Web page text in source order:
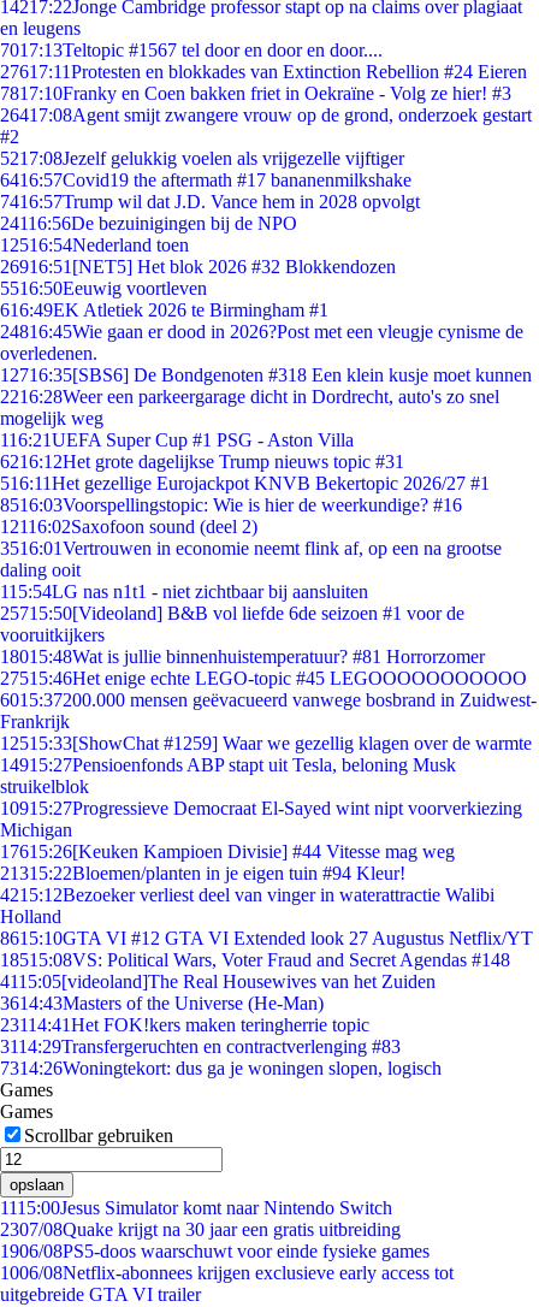
14217:22Jonge Cambridge professor stapt op na claims over plagiaat
en leugens
7017:13Teltopic #1567 tel door en door en door....
27617:11Protesten en blokkades van Extinction Rebellion #24 Eieren
7817:10Franky en Coen bakken friet in Oekraïne - Volg ze hier! #3
26417:08Agent smijt zwangere vrouw op de grond, onderzoek gestart
#2
5217:08Jezelf gelukkig voelen als vrijgezelle vijftiger
6416:57Covid19 the aftermath #17 bananenmilkshake
7416:57Trump wil dat J.D. Vance hem in 2028 opvolgt
24116:56De bezuinigingen bij de NPO
12516:54Nederland toen
26916:51 [NET5] Het blok 2026 #32 Blokkendozen
5516:50Eeuwig voortleven
616:49EK Atletiek 2026 te Birmingham #1
24816:45Wie gaan er dood in 2026?Post met een vleugje cynisme de
overledenen.
12716:35[SBS6] De Bondgenoten #318 Een klein kusje moet kunnen
2216:28Weer een parkeergarage dicht in Dordrecht, auto's zo snel
mogelijk weg
116:21UEFA Super Cup #1 PSG - Aston Villa
6216:12Het grote dagelijkse Trump nieuws topic #31
516:11Het gezellige Eurojackpot KNVB Bekertopic 2026/27 #1
8516:03Voorspellingstopic: Wie is hier de weerkundige? #16
12116:02Saxofoon sound (deel 2)
3516:01Vertrouwen in economie neemt flink af, op een na grootse
daling ooit
115:54LG nas n1t1 - niet zichtbaar bij aansluiten
25715:50[Videoland] B&B vol liefde 6de seizoen #1 voor de
vooruitkijkers
18015:48Wat is jullie binnenhuistemperatuur? #81 Horrorzomer
27515:46Het enige echte LEGO-topic #45 LEGOOOOOOOOOOO
6015:37200.000 mensen geëvacueerd vanwege bosbrand in Zuidwest-
Frankrijk
12515:33[ShowChat #1259] Waar we gezellig klagen over de warmte
14915:27Pensioenfonds ABP stapt uit Tesla, beloning Musk
struikelblok
10915:27Progressieve Democraat El-Sayed wint nipt voorverkiezing
Michigan
17615:26[Keuken Kampioen Divisie] #44 Vitesse mag weg
21315:22Bloemen/planten in je eigen tuin #94 Kleur!
4215:12Bezoeker verliest deel van vinger in waterattractie Walibi
Holland
8615:10GTA VI #12 GTA VI Extended look 27 Augustus Netflix/YT
18515:08VS: Political Wars, Voter Fraud and Secret Agendas #148
4115:05[videoland]The Real Housewives van het Zuiden
3614:43Masters of the Universe (He-Man)
23114:41Het FOK!kers maken teringherrie topic
3114:29Transfergeruchten en contractverlenging #83
7314:26Woningtekort: dus ga je woningen slopen, logisch
Games
Games
Scrollbar gebruiken
opslaan
1115:00Jesus Simulator komt naar Nintendo Switch
2307/08Quake krijgt na 30 jaar een gratis uitbreiding
1906/08PS5-doos waarschuwt voor einde fysieke games
1006/08Netflix-abonnees krijgen exclusieve early access tot
uitgebreide GTA VI trailer